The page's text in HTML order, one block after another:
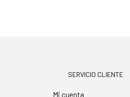
SERVICIO CLIENTE
Mi cuenta